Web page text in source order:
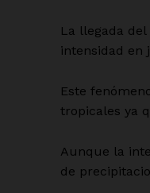
La llegada
intensidad en
Este
tropicales ya
Aunque la
de